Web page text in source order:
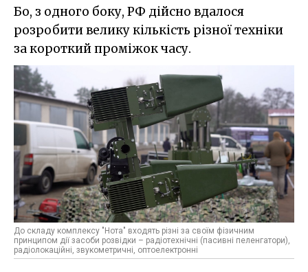
Бо, з одного боку, РФ дійсно вдалося
розробити велику кількість різної техніки
за короткий проміжок часу.
До складу комплексу "Нота" входять різні за своїм фізичним
принципом дії засоби розвідки – радіотехнічні (пасивні пеленгатори),
радіолокаційні, звукометричні, оптоелектронні